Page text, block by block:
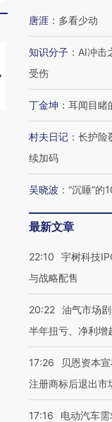
【推广】走进第四届链博
会，让数智科技“链”接产
唐涯 ： 多看少动
知识分子 ： AI冲击
受伤
丁金坤 ： 耳闻目睹
村夫日记 ： 长护险
续加码
吴晓波 ： “沉睡”的
最新文章
22:10
宇树科技
与战略配售
20:22 油气市场
半年扭亏、净利增
17:26
贝恩资本
注册商标后退出市
17:16
电动汽车